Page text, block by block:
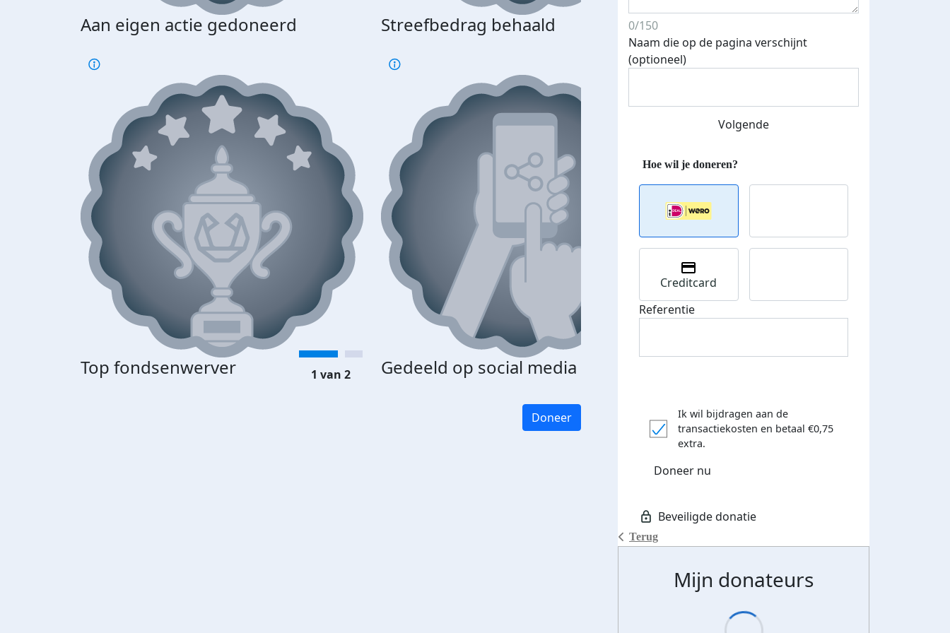
Aan eigen actie gedoneerd Streefbedrag behaald
Top fondsenwerver Gedeeld op social media
1 van 2
Doneer
0/150
Naam die op de pagina verschijnt
(optioneel)
Volgende
Terug
Creditcard
Referentie
Ik wil bijdragen aan de
transactiekosten en betaal €0,75
extra.
Doneer nu
Mijn donateurs